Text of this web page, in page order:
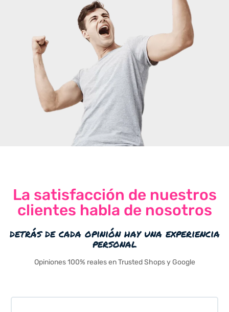
La satisfacción de nuestros
clientes habla de nosotros
detrás de cada opinión hay una experiencia
personal
Opiniones 100% reales en Trusted Shops y Google